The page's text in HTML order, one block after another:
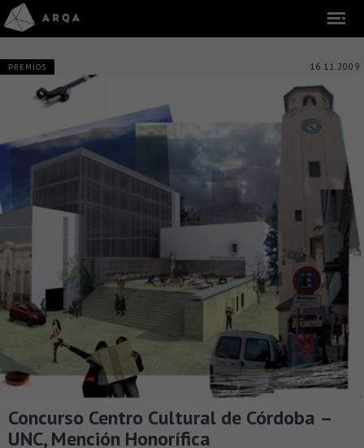
PREMIOS 16.11.2009
Concurso Centro Cultural de Córdoba –
UNC, Mención Honorífica